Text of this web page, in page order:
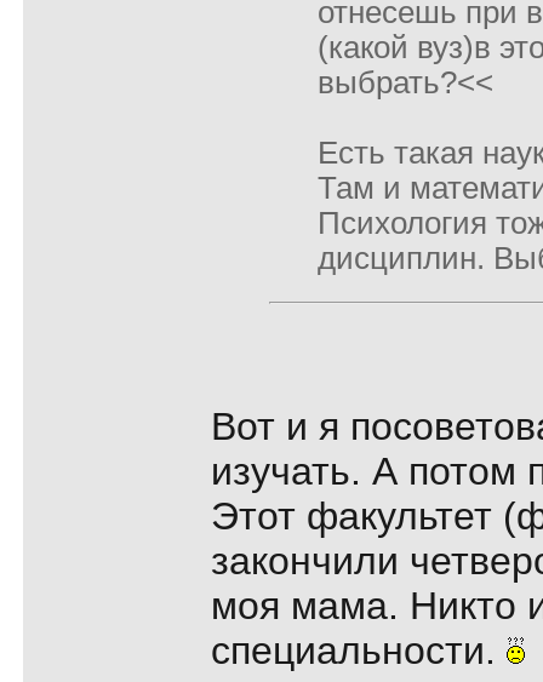
отнесешь при
(какой вуз)в
выбрать?<<
Есть такая
Там и
Психология
дисциплин.
Вот и я
изучать. А потом
Этот факультет
закончили
моя мама. Никто
специальности.